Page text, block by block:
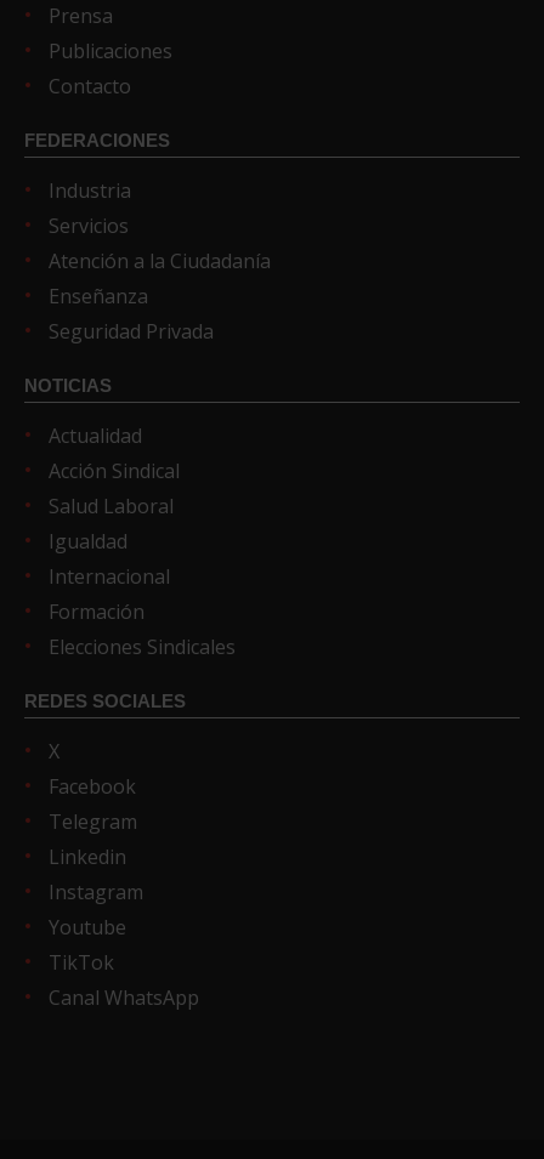
Prensa
Publicaciones
Contacto
FEDERACIONES
Industria
Servicios
Atención a la Ciudadanía
Enseñanza
Seguridad Privada
NOTICIAS
Actualidad
Acción Sindical
Salud Laboral
Igualdad
Internacional
Formación
Elecciones Sindicales
REDES SOCIALES
X
Facebook
Telegram
Linkedin
Instagram
Youtube
TikTok
Canal WhatsApp